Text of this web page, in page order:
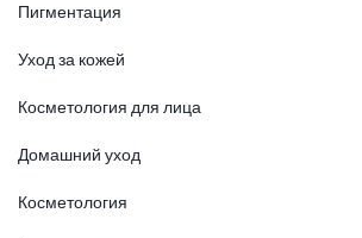
Пигментация
Уход за кожей
Косметология для лица
Домашний уход
Косметология